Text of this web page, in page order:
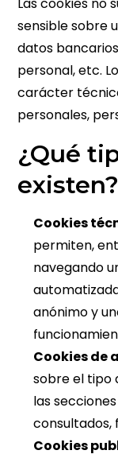
sensible sobre
datos
personal, etc.
carácter
personales,
¿Qué
existen?
Cookies
permiten,
navegando
anónimo y
Cookies de
sobre el tipo
las
consultados,
Cookies